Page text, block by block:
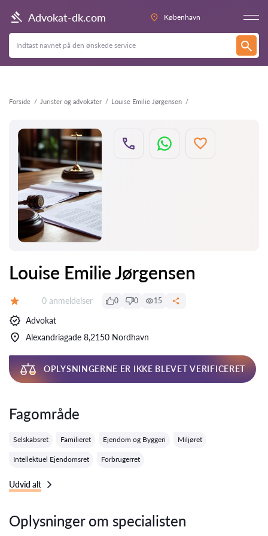
Advokat-dk.com København
Forside Jurister og advokater Louise Emilie Jørgensen
Tilbage
Louise Emilie Jørgensen
Anmeldelser:
0 anmeldelser 0 0 15
Advokat
Alexandriagade 8,2150 Nordhavn
OPLYSNINGERNE ER IKKE BLEVET VERIFICERET
Fagområde
Selskabsret Familieret Ejendom og Byggeri Miljøret
Intellektuel Ejendomsret Forbrugerret
Udvid alt
Oplysninger om specialisten